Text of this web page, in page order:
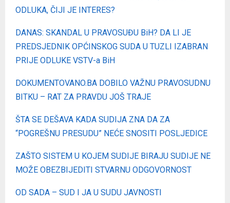
ODLUKA, ČIJI JE INTERES?
DANAS: SKANDAL U PRAVOSUĐU BiH? DA LI JE
PREDSJEDNIK OPĆINSKOG SUDA U TUZLI IZABRAN
PRIJE ODLUKE VSTV-a BiH
DOKUMENTOVANO.BA DOBILO VAŽNU PRAVOSUDNU
BITKU – RAT ZA PRAVDU JOŠ TRAJE
ŠTA SE DEŠAVA KADA SUDIJA ZNA DA ZA
“POGREŠNU PRESUDU” NEĆE SNOSITI POSLJEDICE
ZAŠTO SISTEM U KOJEM SUDIJE BIRAJU SUDIJE NE
MOŽE OBEZBIJEDITI STVARNU ODGOVORNOST
OD SADA – SUD I JA U SUDU JAVNOSTI